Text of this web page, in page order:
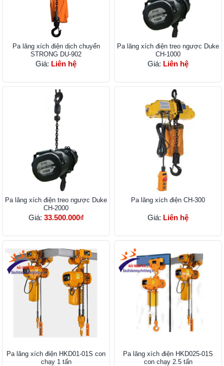
Pa lăng xích điện dịch chuyển
STRONG DU-902
Giá: Liên hệ
Pa lăng xích điện treo ngược Duke
CH-1000
Giá: Liên hệ
Pa lăng xích điện treo ngược Duke
CH-2000
Giá: 33.500.000₫
Pa lăng xích điện CH-300
Giá: Liên hệ
Pa lăng xích điện HKD01-01S con
chạy 1 tấn
Pa lăng xích điện HKD025-01S
con chạy 2.5 tấn